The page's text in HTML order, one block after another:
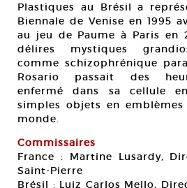
Plastiques au Brésil a
Biennale de Venise en 1995
au jeu de Paume à Paris en
délires mystiques
comme schizophrénique
Rosario passait des
enfermé dans sa cellule
simples objets en
monde.
Commissaires
France : Martine Lusardy,
Saint-Pierre
Brésil : Luiz Carlos Mello,